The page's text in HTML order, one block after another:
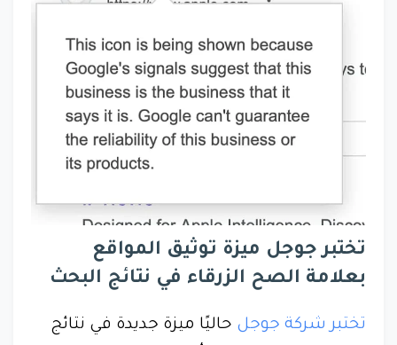
تختبر جوجل ميزة توثيق المواقع
بعلامة الصح الزرقاء في نتائج البحث
تختبر شركة جوجل حاليًا ميزة جديدة في نتائج